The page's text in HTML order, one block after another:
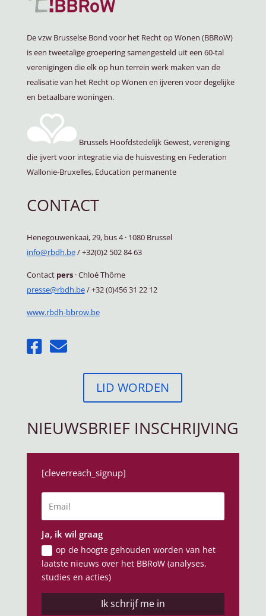
De vzw Brusselse Bond voor het Recht op Wonen (BBRoW)
is een tweetalige groepering samengesteld uit een 60-tal
verenigingen die elk op hun terrein werk maken van de
realisatie van het Recht op Wonen en ijveren voor degelijke
en betaalbare woningen.
Brussels Hoofdstedelijk Gewest, vereniging
die ijvert voor integratie via de huisvesting en Federation
Wallonie-Bruxelles, Education permanente
CONTACT
Henegouwenkaai, 29, bus 4·1080 Brussel
info@rbdh.be/ +32(0)2 502 84 63
Contact pers ·Chloé Thôme
presse@rbdh.be/ +32 (0)456 31 22 12
www.rbdh-bbrow.be
LID WORDEN
NIEUWSBRIEF INSCHRIJVING
[cleverreach_signup]
Ja, ik wil graag
op de hoogte gehouden worden van het
laatste nieuws over het BBRoW (analyses,
studies en acties)
Ik schrijf me in